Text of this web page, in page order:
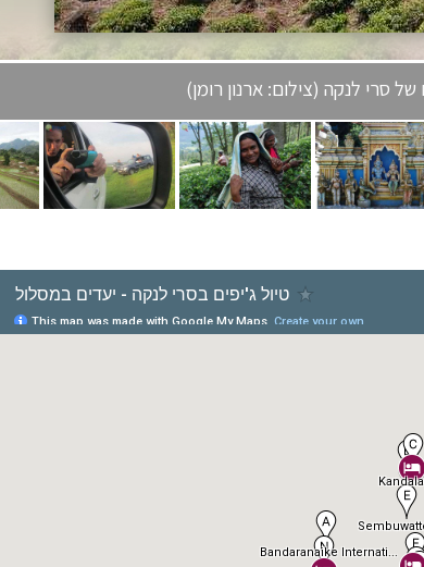
סרי לנקה (צילום: ארנון רומן)